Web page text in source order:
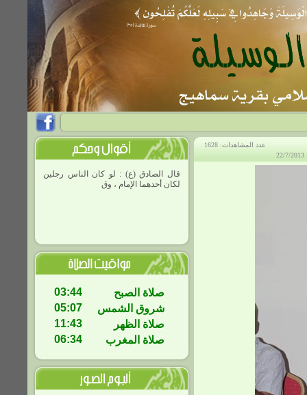
قال الصادق (ع) : لو كان الناس رجلين
لكان أحدهما الإمام ، وقال : إنّ آخر
صلاة الصبح
03:44
شروق الشمس
05:07
صلاة الظهر
11:43
صلاة المغرب
06:34
عدد المشاهدات: 1628